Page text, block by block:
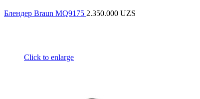
Блендер Braun MQ9175 2.350.000 UZS
Click to enlarge